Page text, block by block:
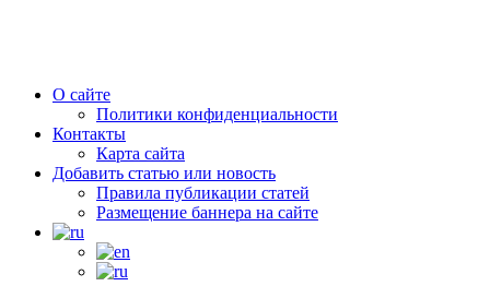
О сайте
Политики конфиденциальности
Контакты
Карта сайта
Добавить статью или новость
Правила публикации статей
Размещение баннера на сайте